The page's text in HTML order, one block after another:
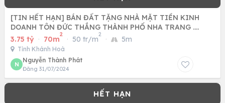
[TIN HẾT HẠN] BÁN ĐẤT TẶNG NHÀ MẶT TIỀN KINH
DOANH TÔN ĐỨC THẮNG THÀNH PHỐ NHA TRANG .
ĐƯỜNG NHỰA 20 M
3.75 tỷ · 70m
2
· 50 tr/m
2
· 5m
Tỉnh Khánh Hoà
N
Nguyễn Thành Phát
Đăng 31/07/2024